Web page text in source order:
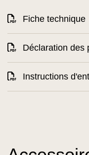
Fiche technique
Déclaration des
Instructions